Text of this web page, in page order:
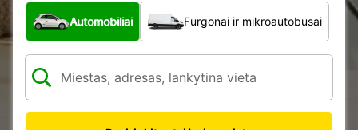
Kokio tipo automobilis?
Automobiliai Furgonai ir mikroautobusai